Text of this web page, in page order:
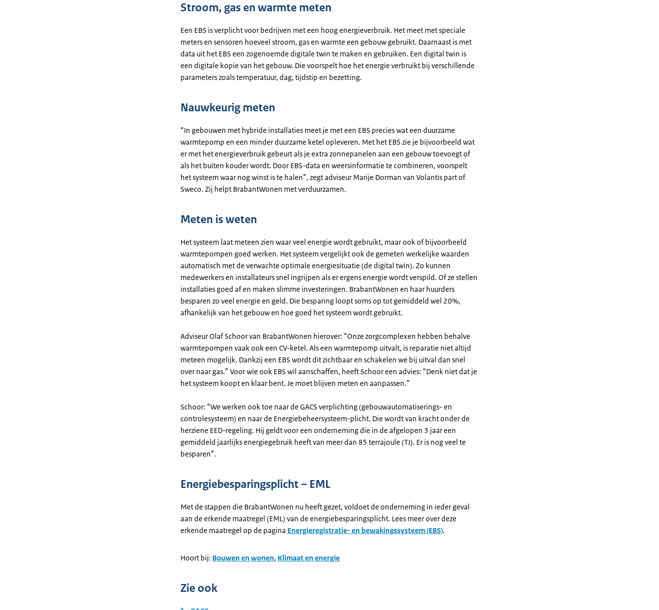
Stroom, gas en warmte meten
Een EBS is verplicht voor bedrijven met een hoog energieverbruik. Het meet met speciale
meters en sensoren hoeveel stroom, gas en warmte een gebouw gebruikt. Daarnaast is met
data uit het EBS een zogenoemde digitale twin te maken en gebruiken. Een digital twin is
een digitale kopie van het gebouw. Die voorspelt hoe het energie verbruikt bij verschillende
parameters zoals temperatuur, dag, tijdstip en bezetting.
Nauwkeurig meten
“In gebouwen met hybride installaties meet je met een EBS precies wat een duurzame
warmtepomp en een minder duurzame ketel opleveren. Met het EBS zie je bijvoorbeeld wat
er met het energieverbruik gebeurt als je extra zonnepanelen aan een gebouw toevoegt of
als het buiten kouder wordt. Door EBS-data en weersinformatie te combineren, voorspelt
het systeem waar nog winst is te halen”, zegt adviseur Marije Dorman van Volantis part of
Sweco. Zij helpt BrabantWonen met verduurzamen.
Meten is weten
Het systeem laat meteen zien waar veel energie wordt gebruikt, maar ook of bijvoorbeeld
warmtepompen goed werken. Het systeem vergelijkt ook de gemeten werkelijke waarden
automatisch met de verwachte optimale energiesituatie (de digital twin). Zo kunnen
medewerkers en installateurs snel ingrijpen als er ergens energie wordt verspild. Of ze stellen
installaties goed af en maken slimme investeringen. BrabantWonen en haar huurders
besparen zo veel energie en geld. Die besparing loopt soms op tot gemiddeld wel 20%,
afhankelijk van het gebouw en hoe goed het systeem wordt gebruikt.
Adviseur Olaf Schoor van BrabantWonen hierover: “Onze zorgcomplexen hebben behalve
warmtepompen vaak ook een CV-ketel. Als een warmtepomp uitvalt, is reparatie niet altijd
meteen mogelijk. Dankzij een EBS wordt dit zichtbaar en schakelen we bij uitval dan snel
over naar gas.” Voor wie ook EBS wil aanschaffen, heeft Schoor een advies: “Denk niet dat je
het systeem koopt en klaar bent. Je moet blijven meten en aanpassen.”
Schoor: “We werken ook toe naar de GACS verplichting (gebouwautomatiserings- en
controlesysteem) en naar de Energiebeheersysteem-plicht. Die wordt van kracht onder de
herziene EED-regeling. Hij geldt voor een onderneming die in de afgelopen 3 jaar een
gemiddeld jaarlijks energiegebruik heeft van meer dan 85 terrajoule (TJ). Er is nog veel te
besparen”.
Energiebesparingsplicht – EML
Met de stappen die BrabantWonen nu heeft gezet, voldoet de onderneming in ieder geval
aan de erkende maatregel (EML) van de energiebesparingsplicht. Lees meer over deze
erkende maatregel op de pagina Energieregistratie- en bewakingssysteem (EBS).
Hoort bij: Bouwen en wonen, Klimaat en energie
Zie ook